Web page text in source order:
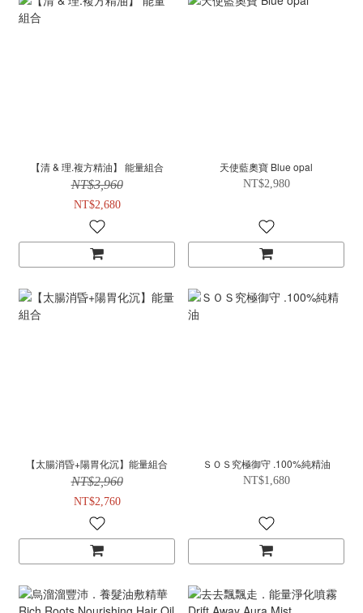
【清 & 理.複方精油】 能量組合
NT$3,960
NT$2,680
天使藍奧寶 Blue opal
NT$2,980
【太腸消昏+陽胃化沉】能量組合
NT$2,960
NT$2,760
ＳＯＳ究極御守 .100%純精油
NT$1,680